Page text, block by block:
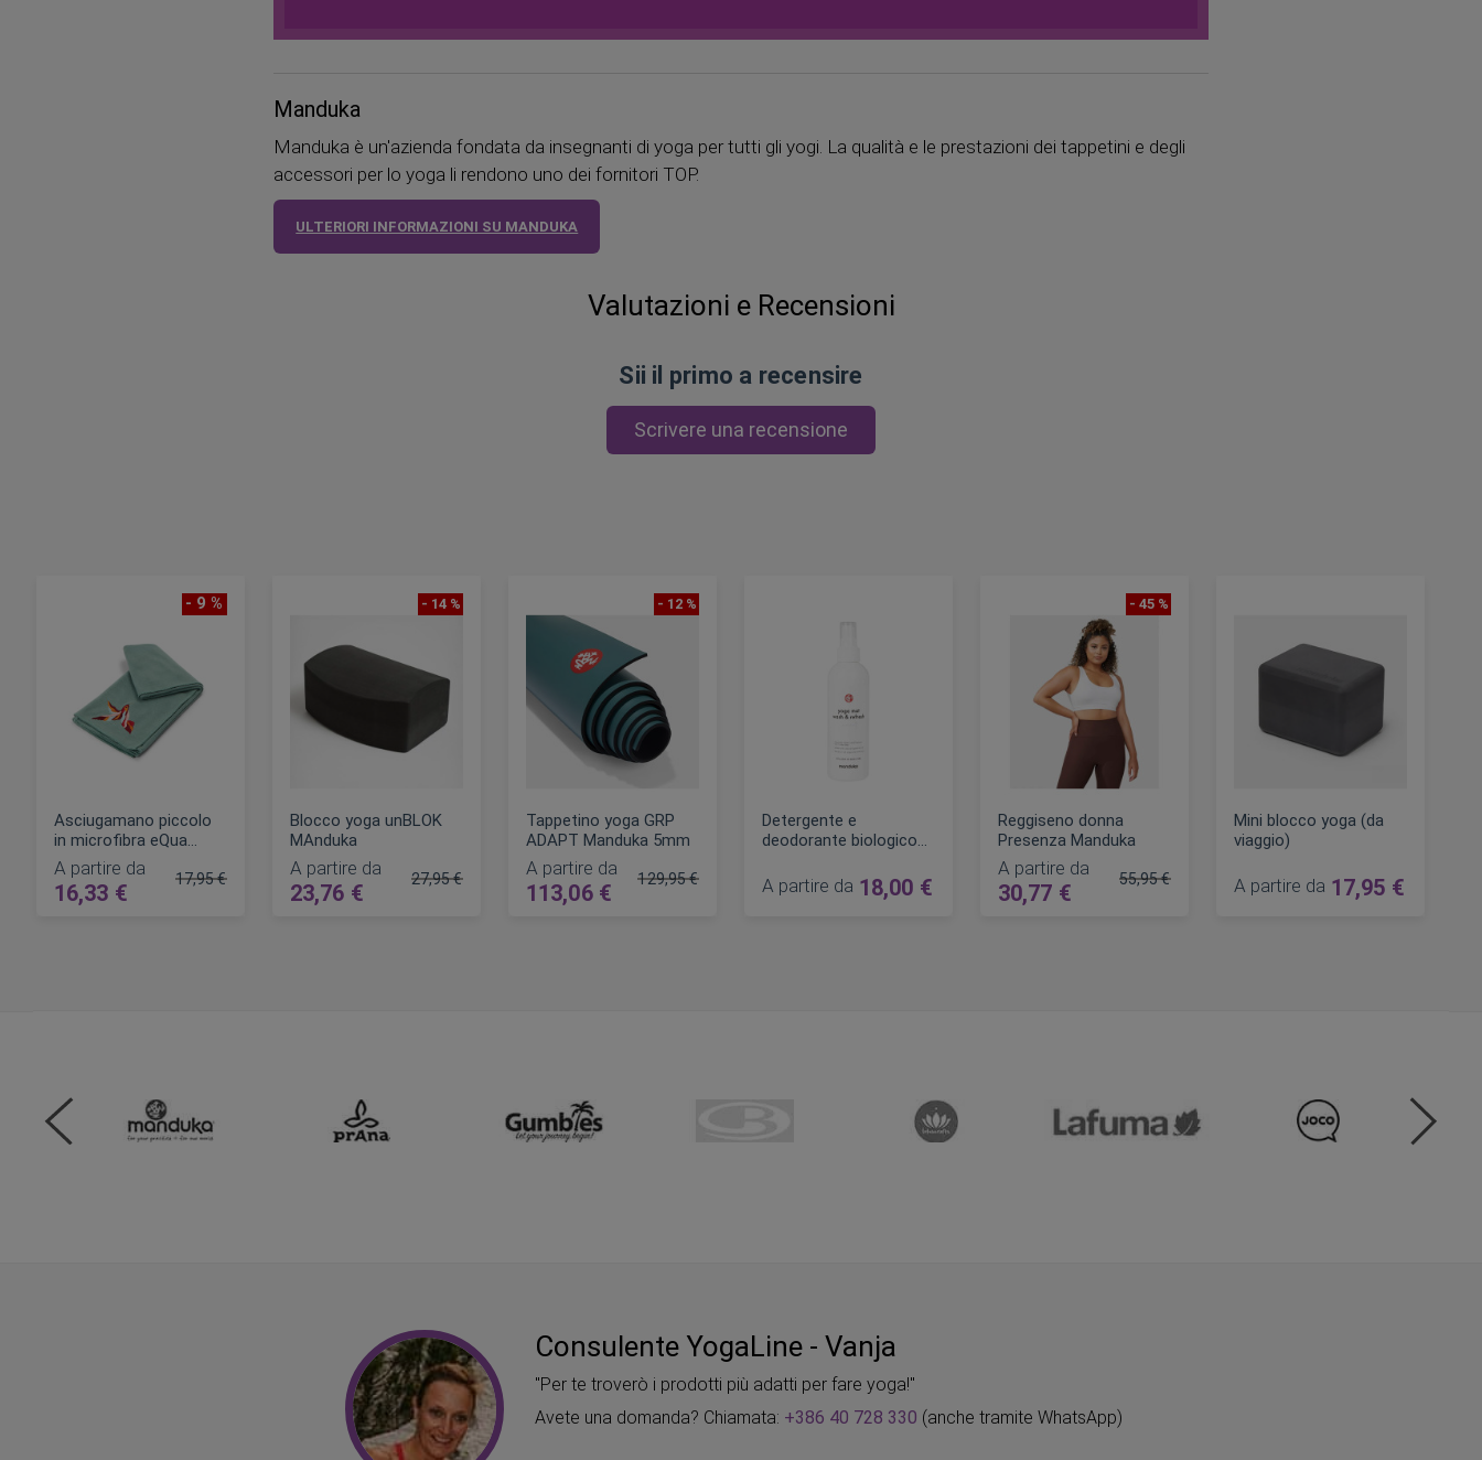
Manduka
Manduka è un'azienda fondata da insegnanti di yoga per tutti gli yogi. La qualità e le prestazioni dei tappetini e degli
accessori per lo yoga li rendono uno dei fornitori TOP.
ULTERIORI INFORMAZIONI SU MANDUKA
Valutazioni e Recensioni
Sii il primo a recensire
Scrivere una recensione
- 9 %
Asciugamano piccolo
in microfibra eQua
Hand Manduka
A partire da
16,33 €
17,95 €
- 14 %
Blocco yoga unBLOK
MAnduka
A partire da
23,76 €
27,95 €
- 12 %
Tappetino yoga GRP
ADAPT Manduka 5mm
A partire da
113,06 €
129,95 €
Detergente e
deodorante biologico
Wash Refresh 227 ml
A partire da 18,00 €
- 45 %
Reggiseno donna
Presenza Manduka
A partire da
30,77 €
55,95 €
Mini blocco yoga (da
viaggio)
A partire da 17,95 €
Consulente YogaLine - Vanja
"Per te troverò i prodotti più adatti per fare yoga!"
Avete una domanda? Chiamata: +386 40 728 330 (anche tramite WhatsApp)